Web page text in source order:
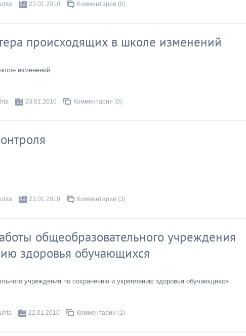
23.01.2010 Комментарии (0)
происходящих в школе изменений
изменений
23.01.2010 Комментарии (0)
23.01.2010 Комментарии (3)
общеобразовательного учреждения
здоровья обучающихся
учреждения по сохранению и укреплению здоровья обучающихся
22.01.2010 Комментарии (1)